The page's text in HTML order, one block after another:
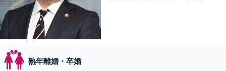
熟年離婚・卒婚